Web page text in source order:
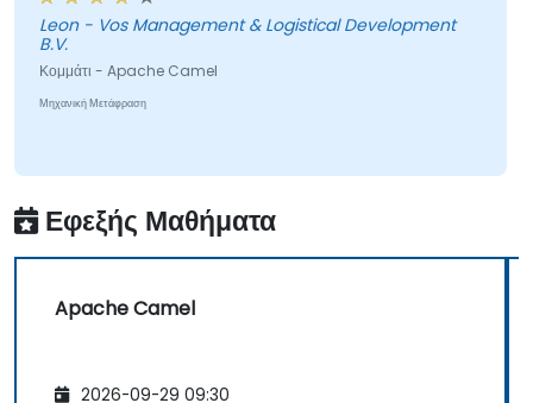
Leon - Vos Management & Logistical Development
B.V.
Κομμάτι - Apache Camel
Μηχανική Μετάφραση
Εφεξής Μαθήματα
Apache Camel
2026-09-29 09:30